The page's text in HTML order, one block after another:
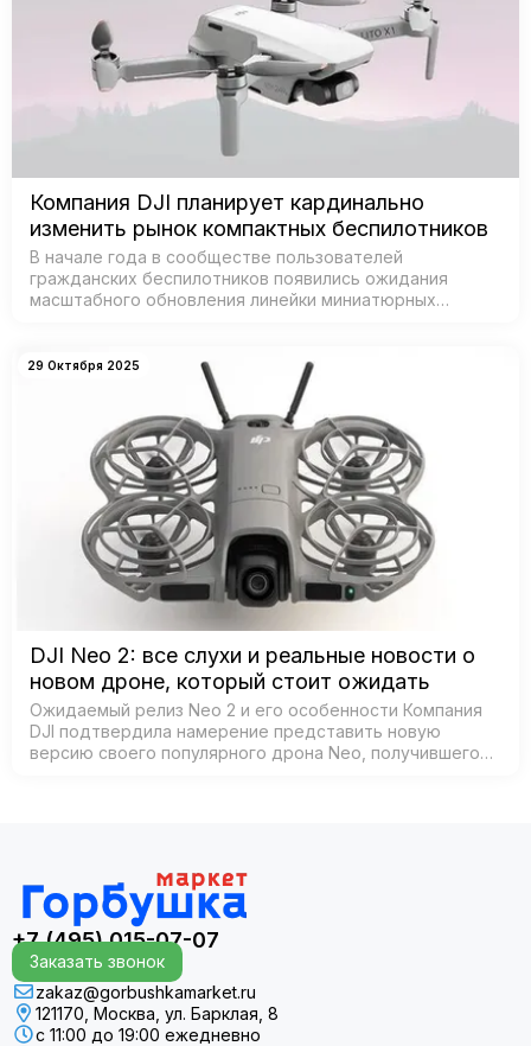
Компания DJI планирует кардинально
изменить рынок компактных беспилотников
В начале года в сообществе пользователей
гражданских беспилотников появились ожидания
масштабного обновления линейки миниатюрных
29 Октября 2025
DJI Neo 2: все слухи и реальные новости о
новом дроне, который стоит ожидать
Ожидаемый релиз Neo 2 и его особенности Компания
DJI подтвердила намерение представить новую
версию своего популярного дрона Neo, получившего
+7 (495) 015-07-07
Заказать звонок
zakaz@gorbushkamarket.ru
121170, Москва, ул. Барклая, 8
с 11:00 до 19:00 ежедневно